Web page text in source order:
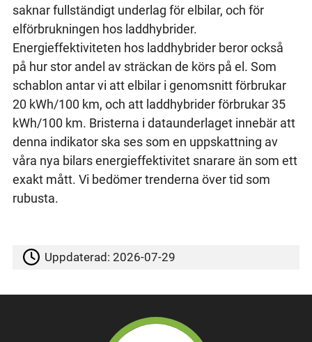
saknar fullständigt underlag för elbilar, och för
elförbrukningen hos laddhybrider.
Energieffektiviteten hos laddhybrider beror också
på hur stor andel av sträckan de körs på el. Som
schablon antar vi att elbilar i genomsnitt förbrukar
20 kWh/100 km, och att laddhybrider förbrukar 35
kWh/100 km. Bristerna i dataunderlaget innebär att
denna indikator ska ses som en uppskattning av
våra nya bilars energieffektivitet snarare än som ett
exakt mått. Vi bedömer trenderna över tid som
rubusta.
Uppdaterad:2026-07-29